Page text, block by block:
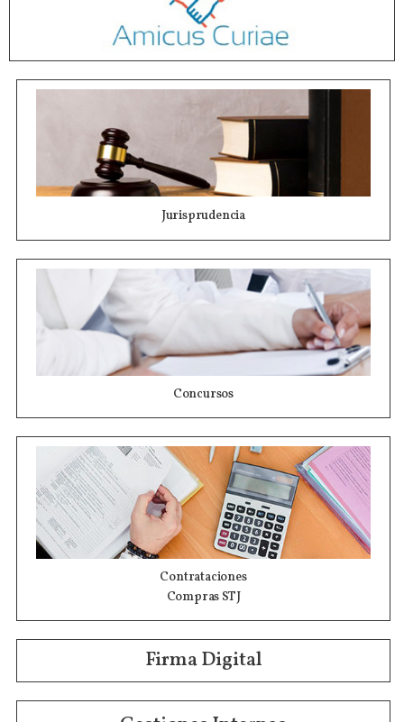
Jurisprudencia
Concursos
Contrataciones
Compras STJ
Firma Digital